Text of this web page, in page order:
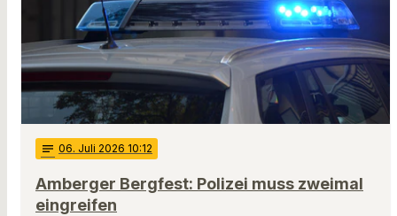
notes 06. Juli 2026 10:12
Amberger Bergfest: Polizei muss zweimal
eingreifen